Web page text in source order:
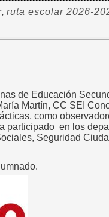
, ruta escolar 2026-
de Educación
Martín, CC SEI
como
participado en los
Seguridad